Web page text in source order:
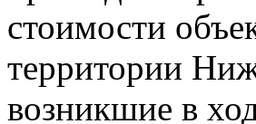
стоимости
территории
возникшие в